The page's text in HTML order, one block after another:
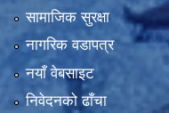
सामाजिक सुरक्षा
नागरिक वडापत्र
नयाँ वेबसाइट
निवेदनको ढाँचा